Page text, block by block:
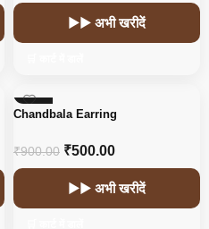
▶▶ अभी खरीदें
-44%
Chandbala Earring
₹900.00 ₹500.00
▶▶ अभी खरीदें